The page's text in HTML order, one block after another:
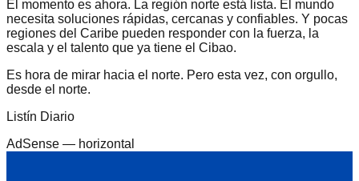
El momento es ahora. La región norte está lista. El mundo
necesita soluciones rápidas, cercanas y confiables. Y pocas
regiones del Caribe pueden responder con la fuerza, la
escala y el talento que ya tiene el Cibao.
Es hora de mirar hacia el norte. Pero esta vez, con orgullo,
desde el norte.
Listín Diario
AdSense — horizontal